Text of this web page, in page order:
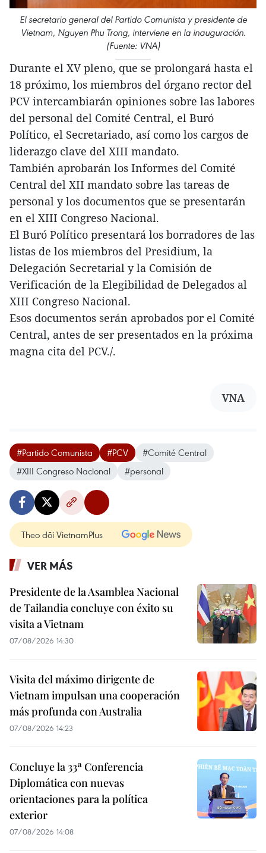
El secretario general del Partido Comunista y presidente de
Vietnam, Nguyen Phu Trong, interviene en la inauguración.
(Fuente: VNA)
Durante el XV pleno, que se prolongará hasta el
18 próximo, los miembros del órgano rector del
PCV intercambiarán opiniones sobre las labores
del personal del Comité Central, el Buró
Político, el Secretariado, así como los cargos de
liderazgo clave del XIII mandato.
También aprobarán los Informes del Comité
Central del XII mandato sobre las tareas de
personal y los documentos que se presentarán
en el XIII Congreso Nacional.
El Buró Político presentará los borradores de las
listas de los miembros del Presidium, la
Delegación Secretarial y la Comisión de
Verificación de la Elegibilidad de Delegados al
XIII Congreso Nacional.
Esos documentos serán aprobados por el Comité
Central, antes de ser presentados en la próxima
magna cita del PCV./.
VNA
#Partido Comunista #PCV
#Comité Central
#XIII Congreso Nacional
#personal
Theo dõi VietnamPlus
VER MÁS
Presidente de la Asamblea Nacional
de Tailandia concluye con éxito su
visita a Vietnam
07/08/2026 14:30
Visita del máximo dirigente de
Vietnam impulsan una cooperación
más profunda con Australia
07/08/2026 14:23
Concluye la 33ª Conferencia
Diplomática con nuevas
orientaciones para la política
exterior
07/08/2026 14:08